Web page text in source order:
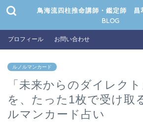
鳥海流四柱推命講師・鑑定師
BLOG
プロフィール お問い合わせ
ルノルマンカード
「未来からのダイレク
を、たった1枚で受け取
ルマンカード占い